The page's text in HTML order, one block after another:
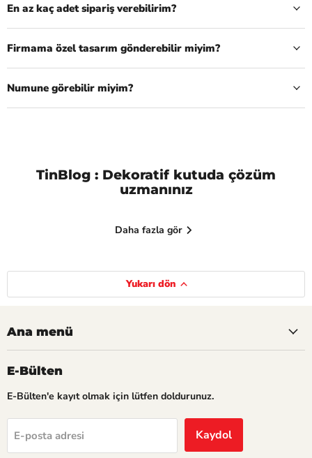
En az kaç adet sipariş verebilirim?
Firmama özel tasarım gönderebilir miyim?
Numune görebilir miyim?
TinBlog : Dekoratif kutuda çözüm
uzmanınız
Hediye Seçiminde
Ambalajın Önemi
Birine hediye almak, ona
verdiğimiz değerin en güzel
Tinart ile
Daha fazla gör
Yukarı dön
Ana menü
E-Bülten
E-Bülten'e kayıt olmak için lütfen doldurunuz.
E-posta adresi Kaydol